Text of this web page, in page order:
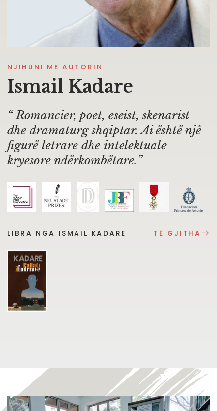
NJIHUNI ME AUTORIN
Ismail Kadare
Romancier, poet, eseist, skenarist
dhe dramaturg shqiptar. Ai është një
figurë letrare dhe intelektuale
kryesore ndërkombëtare.
LIBRA NGA ISMAIL KADARE TË GJITHA